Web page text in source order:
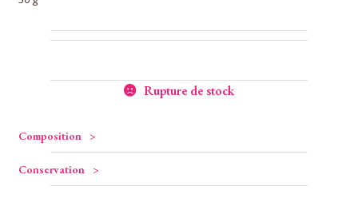
Rupture de stock
Composition
Conservation